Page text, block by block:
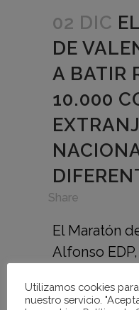
02 DIC
DE
A BATIR
10.000
Share
El Maratón
Alfonso
Turisme
Utilizamos cookies
nuestro servicio.